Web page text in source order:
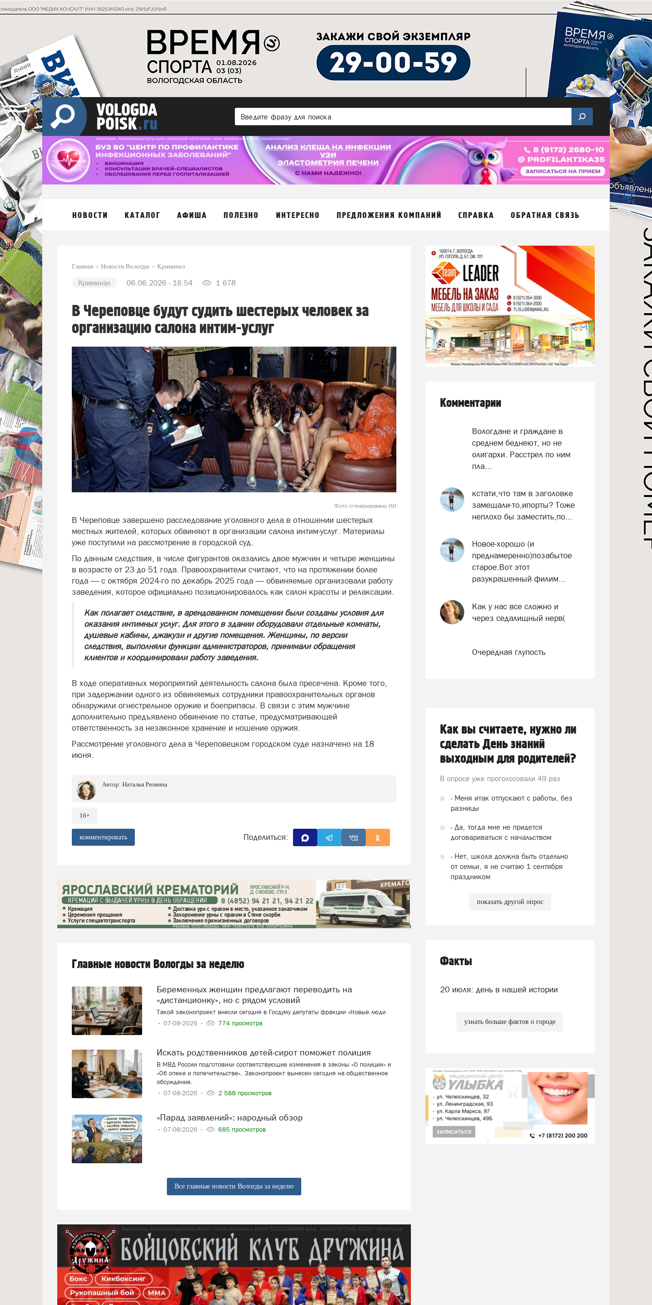
НОВОСТИ КАТАЛОГ АФИША ПОЛЕЗНО ИНТЕРЕСНО ПРЕДЛОЖЕНИЯ КОМПАНИЙ СПРАВКА ОБРАТНАЯ СВЯЗЬ
Главная Новости Вологды Криминал
Криминал 06.06.2026 - 16:54 1 678
В Череповце будут судить шестерых человек за
организацию салона интим-услуг
Фото сгенерировано ИИ
В Череповце завершено расследование уголовного дела в отношении шестерых
местных жителей, которых обвиняют в организации салона интим-услуг. Материалы
уже поступили на рассмотрение в городской суд.
По данным следствия, в числе фигурантов оказались двое мужчин и четыре женщины
в возрасте от 23 до 51 года. Правоохранители считают, что на протяжении более
года — с октября 2024-го по декабрь 2025 года — обвиняемые организовали работу
заведения, которое официально позиционировалось как салон красоты и релаксации.
Как полагает следствие, в арендованном помещении были созданы условия для
оказания интимных услуг. Для этого в здании оборудовали отдельные комнаты,
душевые кабины, джакузи и другие помещения. Женщины, по версии
следствия, выполняли функции администраторов, принимали обращения
клиентов и координировали работу заведения.
В ходе оперативных мероприятий деятельность салона была пресечена. Кроме того,
при задержании одного из обвиняемых сотрудники правоохранительных органов
обнаружили огнестрельное оружие и боеприпасы. В связи с этим мужчине
дополнительно предъявлено обвинение по статье, предусматривающей
ответственность за незаконное хранение и ношение оружия.
Рассмотрение уголовного дела в Череповецком городском суде назначено на 18
июня.
Автор: Наталья Рюмина
16+
комментировать Поделиться:
Главные новости Вологды за неделю
Беременных женщин предлагают переводить на
«дистанционку», но с рядом условий
Такой законопроект внесли сегодня в Госдуму депутаты фракции «Новые люди
07-08-2026
774 просмотра
Искать родственников детей-сирот поможет полиция
В МВД России подготовили соответствующие изменения в законы «О полиции» и
«Об опеке и попечительстве». Законопроект вынесен сегодня на общественное
обсуждение.
07-08-2026
2 588 просмотров
«Парад заявлений»: народный обзор
07-08-2026 685 просмотров
Все главные новости Вологды за неделю
Комментарии
Вологдане и граждане в
среднем беднеют, но не
олигархи. Расстрел по ним
пла...
кстати,что там в заголовке
замещали-то,ипорты? Тоже
неплохо бы заместить,по...
Новое-хорошо (и
преднамеренно)позабытое
старое.Вот этот
разукрашенный филим...
Как у нас все сложно и
через седалищный нерв(
Очередная глупость
Как вы считаете, нужно ли
сделать День знаний
выходным для родителей?
В опросе уже проголосовали 49 раз
- Меня итак отпускают с работы, без
разницы
- Да, тогда мне не придется
договариваться с начальством
- Нет, школа должна быть отдельно
от семьи, я не считаю 1 сентября
праздником
показать другой опрос
Факты
20 июля: день в нашей истории
узнать больше фактов о городе